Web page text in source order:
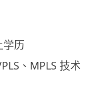
历
、MPLS 技术